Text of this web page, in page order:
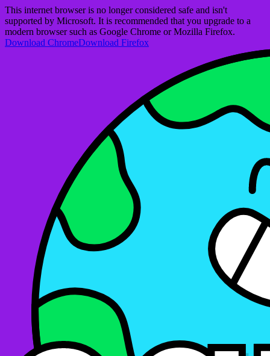
This internet browser is no longer considered safe and isn't
supported by Microsoft. It is recommended that you upgrade to a
modern browser such as Google Chrome or Mozilla Firefox.
Download ChromeDownload Firefox